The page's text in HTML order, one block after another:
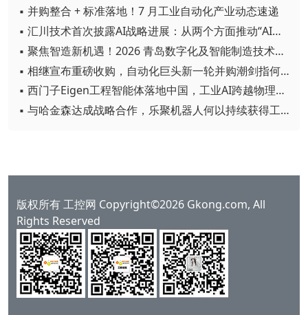
▪ 并购整合 + 标准落地！7 月工业自动化产业动态速递
▪ 汇川技术首次披露AI战略进展：从两个方面推动“AI业务化”落地
▪ 聚焦智造新机遇！2026 青岛数字化及智能制造技术论坛圆满落幕
▪ 相继宣布重磅收购，自动化巨头新一轮并购潮剑指何方？
▪ 西门子Eigen工程智能体落地中国，工业AI跨越物理世界“确定性”拐点
▪ 与哈金森达成战略合作，乐聚机器人何以持续获得工业巨头青睐？
版权所有 工控网 Copyright©2026 Gkong.com, All
Rights Reserved